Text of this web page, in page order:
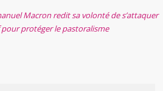
Macron redit sa volonté de s’attaquer
protéger le pastoralisme